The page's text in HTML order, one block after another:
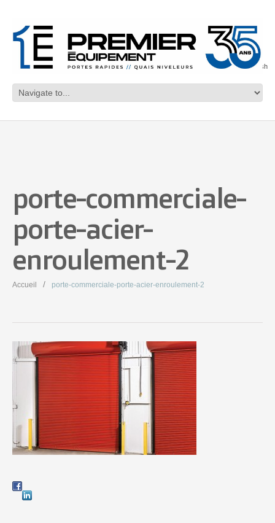
English
porte-commerciale-
porte-acier-
enroulement-2
Accueil porte-commerciale-porte-acier-enroulement-2